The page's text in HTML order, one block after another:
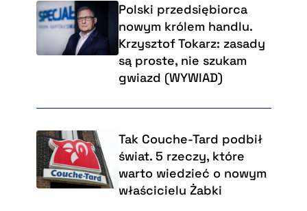
Polski przedsiębiorca
nowym królem handlu.
Krzysztof Tokarz: zasady
są proste, nie szukam
gwiazd (WYWIAD)
Tak Couche-Tard podbił
świat. 5 rzeczy, które
warto wiedzieć o nowym
właścicielu Żabki